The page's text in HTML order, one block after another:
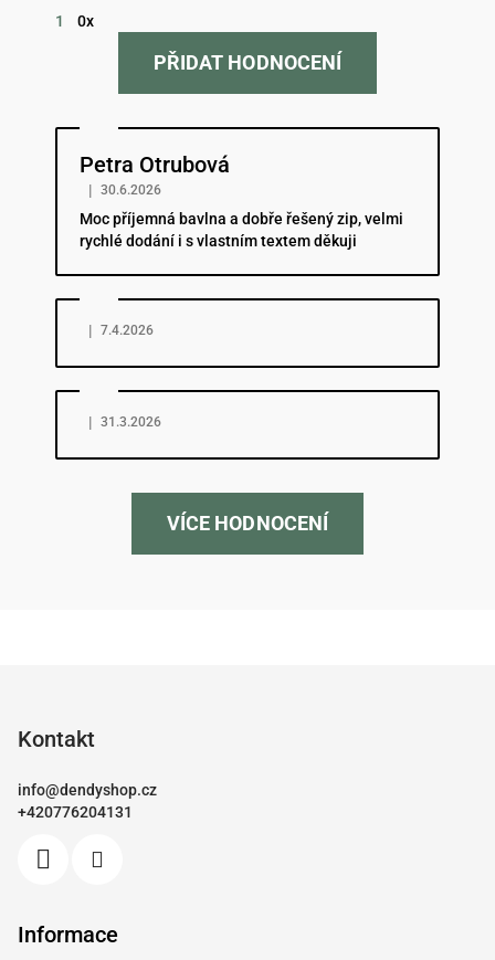
1
0x
PŘIDAT HODNOCENÍ
Petra Otrubová
Hodnocení obchodu je 5 z 5 hvězdiček.
| 30.6.2026
Moc příjemná bavlna a dobře řešený zip, velmi
rychlé dodání i s vlastním textem děkuji
Hodnocení obchodu je 5 z 5 hvězdiček.
| 7.4.2026
Hodnocení obchodu je 5 z 5 hvězdiček.
| 31.3.2026
VÍCE HODNOCENÍ
Kontakt
info@dendyshop.cz
+420776204131
Informace